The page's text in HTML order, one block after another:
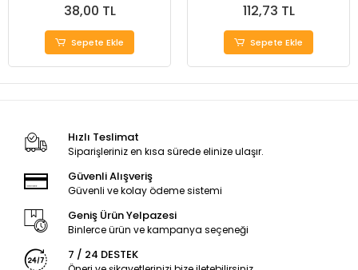
38,00 TL
Sepete Ekle
112,73 TL
Sepete Ekle
Hızlı Teslimat
Siparişleriniz en kısa sürede elinize ulaşır.
Güvenli Alışveriş
Güvenli ve kolay ödeme sistemi
Geniş Ürün Yelpazesi
Binlerce ürün ve kampanya seçeneği
7 / 24 DESTEK